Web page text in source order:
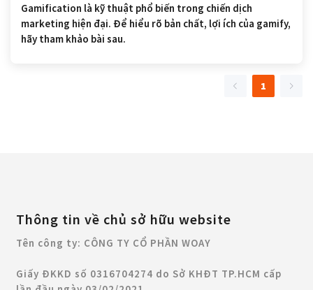
Gamification là kỹ thuật phổ biến trong chiến dịch
marketing hiện đại. Để hiểu rõ bản chất, lợi ích của gamify,
hãy tham khảo bài sau.
1
Thông tin về chủ sở hữu website
Tên công ty: CÔNG TY CỔ PHẦN WOAY
Giấy ĐKKD số 0316704274 do Sở KHĐT TP.HCM cấp